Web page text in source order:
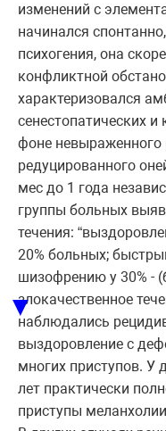
изменений с
начинался
психогения, она
конфликтной
характеризовался
сенестопатических
фоне невыраженного
редуцированного
мес до 1 года
группы больных
течения:
20% больных;
шизофрению у 30% -
злокачественное
наблюдались
выздоровление с
многих приступов. У
лет практически
приступы
▼